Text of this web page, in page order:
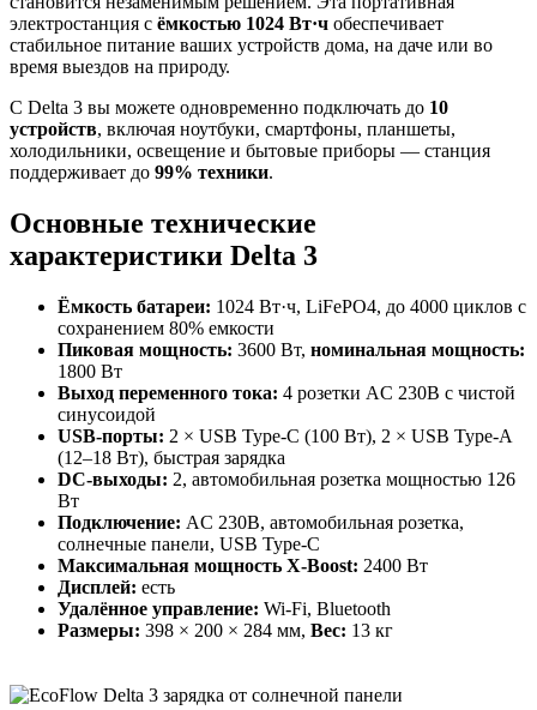
электростанция с ёмкостью 1024 Вт·ч обеспечивает
стабильное питание ваших устройств дома, на даче или во
время выездов на природу.
С Delta 3 вы можете одновременно подключать до 10
устройств, включая ноутбуки, смартфоны, планшеты,
холодильники, освещение и бытовые приборы — станция
поддерживает до 99% техники.
Основные технические
характеристики Delta 3
Ёмкость батареи: 1024 Вт·ч, LiFePO4, до 4000 циклов с
сохранением 80% емкости
Пиковая мощность: 3600 Вт, номинальная мощность:
1800 Вт
Выход переменного тока: 4 розетки AC 230В с чистой
синусоидой
USB-порты: 2 × USB Type-C (100 Вт), 2 × USB Type-A
(12–18 Вт), быстрая зарядка
DC-выходы: 2, автомобильная розетка мощностью 126
Вт
Подключение: AC 230В, автомобильная розетка,
солнечные панели, USB Type-C
Максимальная мощность X-Boost: 2400 Вт
Дисплей: есть
Удалённое управление: Wi-Fi, Bluetooth
Размеры: 398 × 200 × 284 мм, Вес: 13 кг